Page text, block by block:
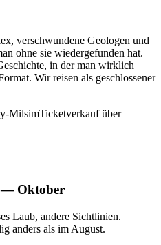
verschwundene Geologen und
ohne sie wiedergefunden hat.
in der man wirklich
Wir reisen als geschlossener
MilsimTicketverkauf über
— Oktober
Laub, andere Sichtlinien.
anders als im August.